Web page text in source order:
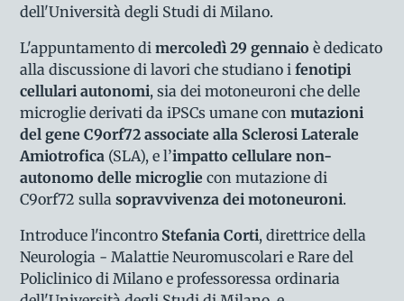
dell'Università degli Studi di Milano.
L'appuntamento dimercoledì 29 gennaioè dedicato
alla discussione di lavori che studiano ifenotipi
cellulari autonomi, sia dei motoneuroni che delle
microglie derivati da iPSCs umane con mutazioni
del gene C9orf72 associate alla Sclerosi Laterale
Amiotrofica (SLA), e l’impatto cellulare non-
autonomo delle microgliecon mutazione di
C9orf72 sulla sopravvivenza dei motoneuroni.
Introduce l'incontro Stefania Corti, direttrice della
Neurologia - Malattie Neuromuscolari e Rare del
Policlinico di Milano e professoressa ordinaria